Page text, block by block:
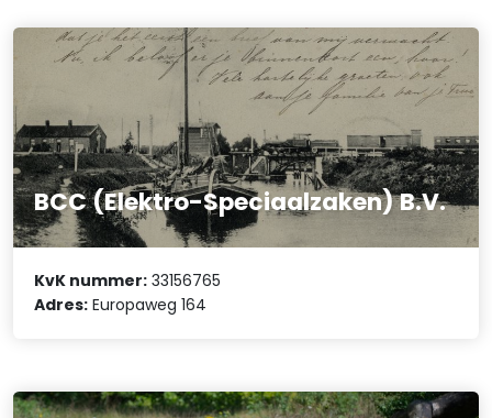
BCC (Elektro-Speciaalzaken) B.V.
KvK nummer: 33156765
Adres: Europaweg 164